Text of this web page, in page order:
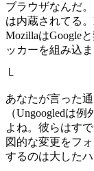
ブラウザなんだ
は内蔵されてる。
MozillaはGoogle
ッカーを組み込
└
あなたが言った
（Ungoogledは
よね。彼らはす
図的な変更をフ
するのは大した